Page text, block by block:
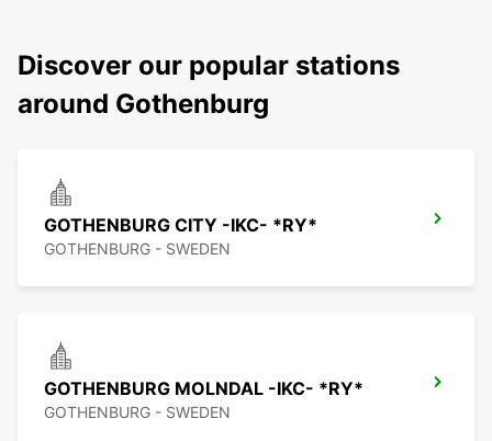
Discover our popular stations
around Gothenburg
GOTHENBURG CITY -IKC- *RY*
GOTHENBURG - SWEDEN
GOTHENBURG MOLNDAL -IKC- *RY*
GOTHENBURG - SWEDEN